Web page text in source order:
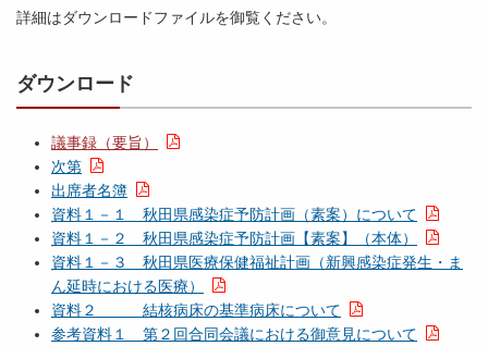
詳細はダウンロードファイルを御覧ください。
ダウンロード
議事録（要旨）
次第
出席者名簿
資料１－１ 秋田県感染症予防計画（素案）について
資料１－２ 秋田県感染症予防計画【素案】（本体）
資料１－３ 秋田県医療保健福祉計画（新興感染症発生・ま
ん延時における医療）
資料２ 結核病床の基準病床について
参考資料１ 第２回合同会議における御意見について